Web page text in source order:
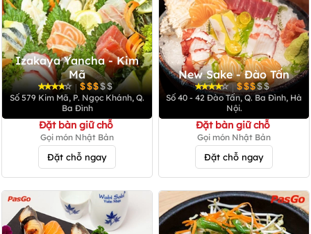
Izakaya Yancha - Kim
Mã
|
Số 579 Kim Mã, P. Ngọc Khánh, Q.
Ba Đình
Đặt bàn giữ chỗ
Gọi món Nhật Bản
Đặt chỗ ngay
New Sake - Đào Tấn
|
Số 40 - 42 Đào Tấn, Q. Ba Đình, Hà
Nội.
Đặt bàn giữ chỗ
Gọi món Nhật Bản
Đặt chỗ ngay